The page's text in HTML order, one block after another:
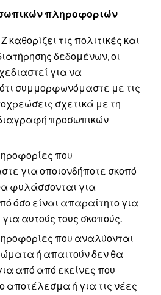
πληροφοριών
καθορίζει τις πολιτικές και
δεδομένων, οι
για να
συμμορφωνόμαστε με τις
σχετικά με τη
προσωπικών
που
για οποιονδήποτε σκοπό
φυλάσσονται για
όσο είναι απαραίτητο για
αυτούς τους σκοπούς.
που αναλύονται
ή απαιτούν δεν θα
από από εκείνες που
αποτέλεσμα ή για τις νέες